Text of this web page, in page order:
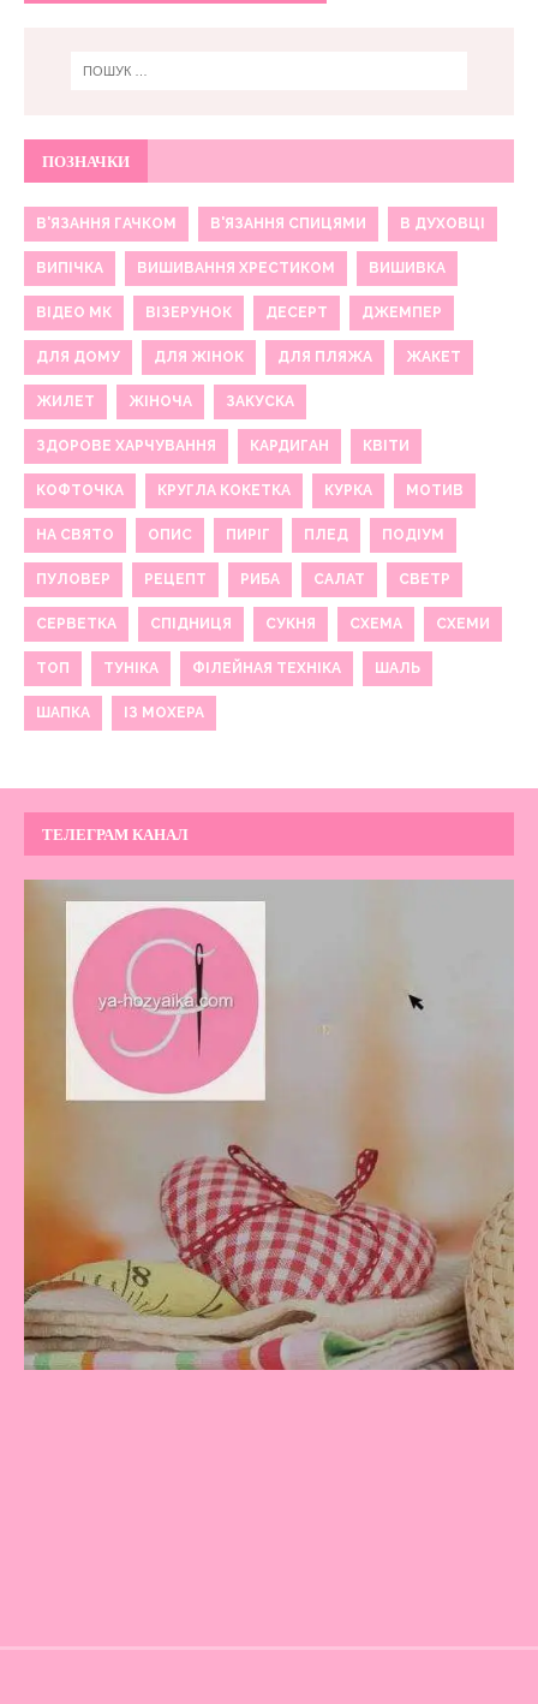
ПОЗНАЧКИ
В'ЯЗАННЯ ГАЧКОМ В'ЯЗАННЯ СПИЦЯМИ В ДУХОВЦІ
ВИПІЧКА ВИШИВАННЯ ХРЕСТИКОМ ВИШИВКА
ВІДЕО МК ВІЗЕРУНОК ДЕСЕРТ ДЖЕМПЕР
ДЛЯ ДОМУ ДЛЯ ЖІНОК ДЛЯ ПЛЯЖА ЖАКЕТ
ЖИЛЕТ ЖІНОЧА ЗАКУСКА
ЗДОРОВЕ ХАРЧУВАННЯ КАРДИГАН КВІТИ
КОФТОЧКА КРУГЛА КОКЕТКА КУРКА МОТИВ
НА СВЯТО ОПИС ПИРІГ ПЛЕД ПОДІУМ
ПУЛОВЕР РЕЦЕПТ РИБА САЛАТ СВЕТР
СЕРВЕТКА СПІДНИЦЯ СУКНЯ СХЕМА СХЕМИ
ТОП ТУНІКА ФІЛЕЙНАЯ ТЕХНІКА ШАЛЬ
ШАПКА ІЗ МОХЕРА
ТЕЛЕГРАМ КАНАЛ